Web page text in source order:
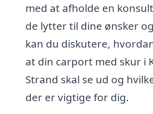
med at afholde en
de lytter til dine ønsker
kan du diskutere,
at din carport med skur i
Strand skal se ud og
der er vigtige for dig.